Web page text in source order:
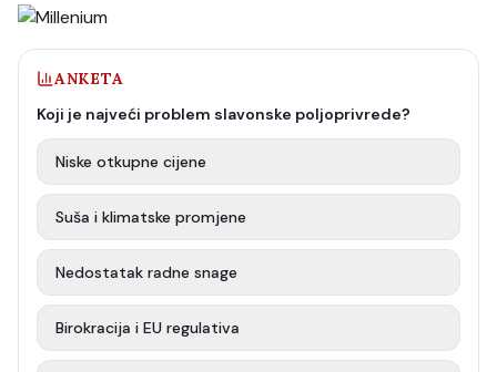
ANKETA
Koji je najveći problem slavonske poljoprivrede?
Niske otkupne cijene
Suša i klimatske promjene
Nedostatak radne snage
Birokracija i EU regulativa